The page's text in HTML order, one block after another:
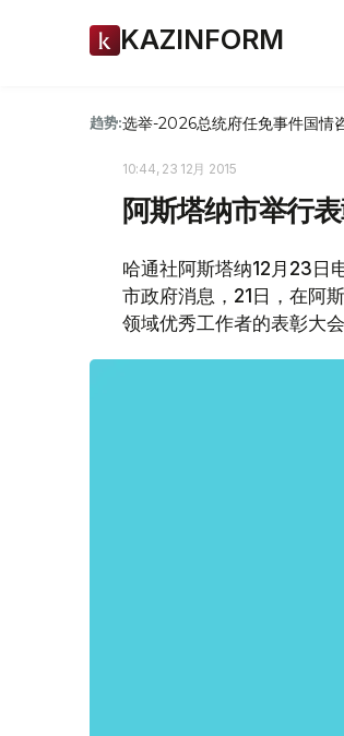
KAZINFORM
趋势:选举-2026总统府任免事件国情
10:44, 23 12月 2015
阿斯塔纳市举行
哈通社阿斯塔纳12月23日
市政府消息，21日，在阿
领域优秀工作者的表彰大会